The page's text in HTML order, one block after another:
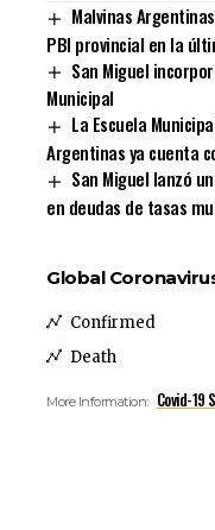
Malvinas
PBI provincial en la
San Miguel
Municipal
La Escuela
Argentinas ya cuenta
San Miguel lanzó
en deudas de tasas
Global
Confirmed
Death
More Information: Covid-